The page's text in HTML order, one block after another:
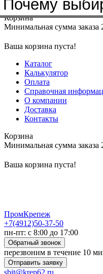
Меню+7(4912)50-37-50
Корзина
Минимальная сумма заказа
Ваша корзина пуста!
Каталог
Калькулятор
Оплата
Справочная
О компании
Доставка
Контакты
Корзина
Минимальная сумма заказа
Ваша корзина пуста!
ПромКрепеж
+7(4912)50-37-50
пн-пт: с 8:00 до 17:00
Обратный звонок
перезвоним в течение 10
Отправить заявку
sbit@krep62.ru
с
Почему